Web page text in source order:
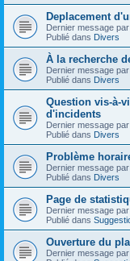
Deplacement
Dernier message par
Publié dans Divers
À la recherche
Dernier message par
Publié dans Divers
Question vis-à-
d'incidents
Dernier message par
Publié dans Divers
Problème
Dernier message par
Publié dans Divers
Page de
Dernier message par
Publié dans
Ouverture du
Dernier message par